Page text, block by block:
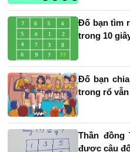
Đố bạn tìm
trong 10
Đố bạn
trong rổ
Thần đồng
được câu